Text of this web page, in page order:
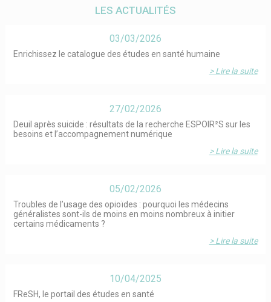
LES ACTUALITÉS
03/03/2026
Enrichissez le catalogue des études en santé humaine
> Lire la suite
27/02/2026
Deuil après suicide : résultats de la recherche ESPOIR²S sur les
besoins et l’accompagnement numérique
> Lire la suite
05/02/2026
Troubles de l’usage des opioïdes : pourquoi les médecins
généralistes sont-ils de moins en moins nombreux à initier
certains médicaments ?
> Lire la suite
10/04/2025
FReSH, le portail des études en santé